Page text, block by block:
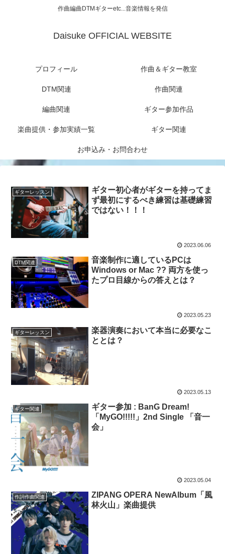
作曲編曲DTMギターetc...音楽情報を発信
Daisuke OFFICIAL WEBSITE
プロフィール 作曲＆ギター教室
DTM関連 作曲関連
編曲関連 ギター参加作品
楽曲提供・参加実績一覧 ギター関連
お申込み・お問合わせ
ギターレッスン
ギター初心者がギターを持ってま
ず最初にするべき練習は基礎練習
ではない！！！
2023.06.06
DTM関連
音楽制作に適しているPCは
Windows or Mac ?? 両方を使っ
たプロ目線からの答えとは？
2023.05.23
ギターレッスン
楽器演奏において本当に必要なこ
ととは？
2023.05.13
ギター関連
ギター参加 : BanG Dream!
「MyGO!!!!!」2nd Single 「音一
会」
2023.05.04
作詞作曲関連
ZIPANG OPERA NewAlbum「風
林火山」楽曲提供